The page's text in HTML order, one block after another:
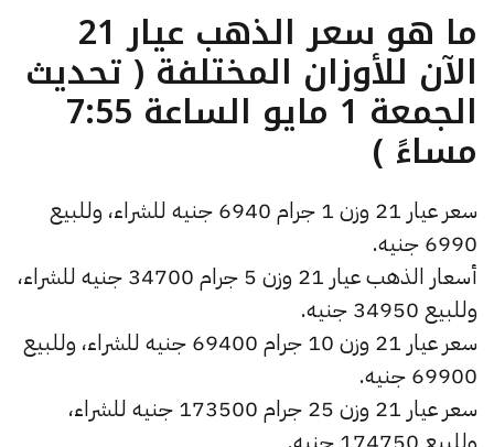
ما هو سعر الذهب عيار 21
الآن للأوزان المختلفة ( تحديث
الجمعة 1 مايو الساعة 7:55
مساءً )
سعر عيار 21 وزن 1 جرام 6940 جنيه للشراء، وللبيع
6990 جنيه.
أسعار الذهب عيار 21 وزن 5 جرام 34700 جنيه للشراء،
وللبيع 34950 جنيه.
سعر عيار 21 وزن 10 جرام 69400 جنيه للشراء، وللبيع
69900 جنيه.
سعر عيار 21 وزن 25 جرام 173500 جنيه للشراء،